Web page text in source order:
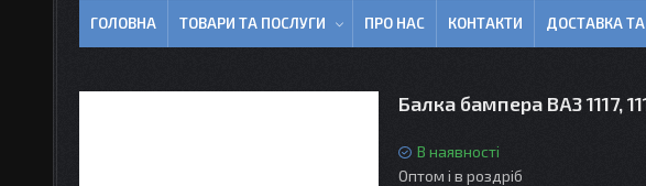
ГОЛОВНА ТОВАРИ ТА ПОСЛУГИ ПРО НАС КОНТАКТИ ДОСТАВКА
Балка бампера ВАЗ 1117,
В наявності
Оптом і в роздріб